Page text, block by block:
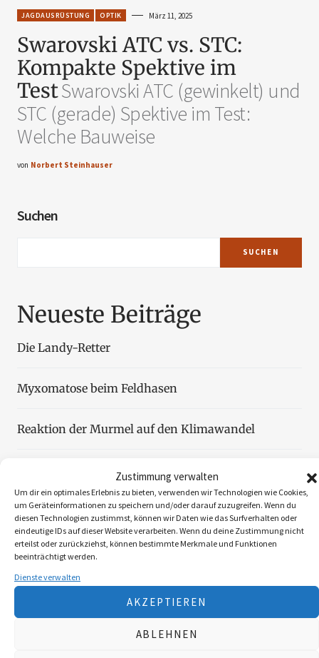
Zustimmung verwalten
Um dir ein optimales Erlebnis zu bieten, verwenden wir Technologien wie Cookies,
um Geräteinformationen zu speichern und/oder darauf zuzugreifen. Wenn du
diesen Technologien zustimmst, können wir Daten wie das Surfverhalten oder
eindeutige IDs auf dieser Website verarbeiten. Wenn du deine Zustimmung nicht
erteilst oder zurückziehst, können bestimmte Merkmale und Funktionen
beeinträchtigt werden.
Dienste verwalten
AKZEPTIEREN
ABLEHNEN
JAGDAUSRÜSTUNG OPTIK März 11, 2025
Swarovski ATC vs. STC:
Kompakte Spektive im
TestSwarovski ATC (gewinkelt) und
STC (gerade) Spektive im Test:
Welche Bauweise
von Norbert Steinhauser
Suchen
SUCHEN
Neueste Beiträge
Die Landy-Retter
Myxomatose beim Feldhasen
Reaktion der Murmel auf den Klimawandel
Faszination Blattjagd
Wildzählung aus der Luft